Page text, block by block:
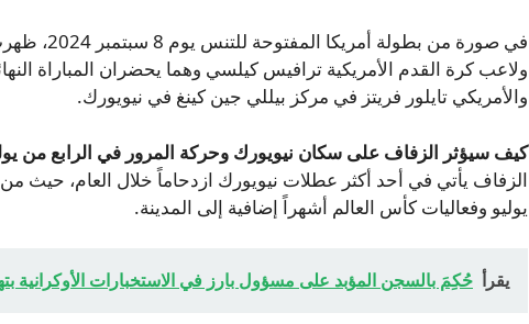
في صورة من
ولاعب كرة القدم الأمريكية ترافيس كيلسي وهما يحضران المباراة
والأمريكي تايلور فريتز في مركز بيللي جين كينغ في نيويورك.
كيف سيؤثر الزفاف على سكان نيويورك وحركة المرور في الرابع من
الزفاف يأتي في أحد أكثر عطلات نيويورك ازدحاماً خلال العام، حيث
يوليو وفعاليات كأس العالم أشهراً إضافية إلى المدينة.
يقرأ حُكِمَ بالسجن المؤبد على مسؤول بارز في الاستخبارات الأوكرانية